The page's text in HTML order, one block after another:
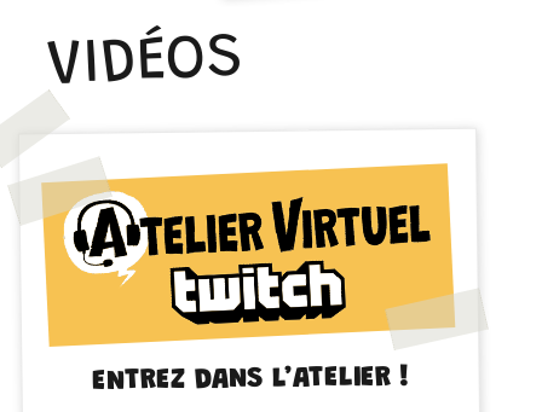
VIDÉOS
ENTREZ DANS L’ATELIER !